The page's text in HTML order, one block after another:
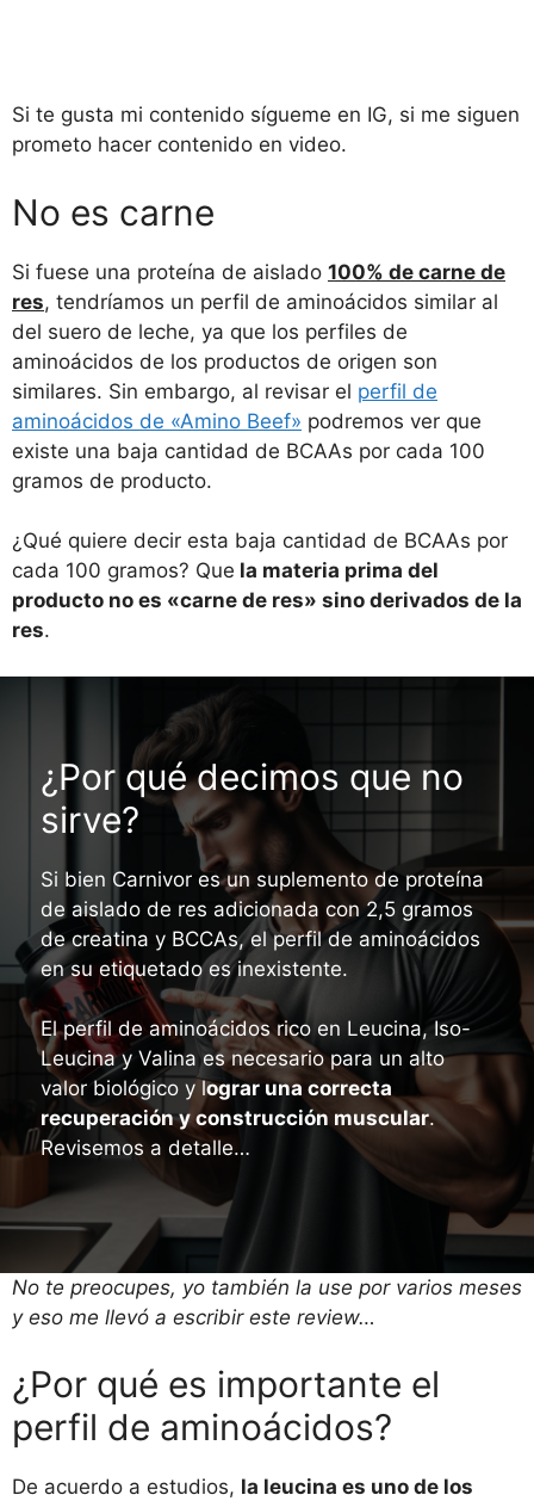
Si te gusta mi contenido sígueme en IG, si me siguen
prometo hacer contenido en video.
No es carne
Si fuese una proteína de aislado 100% de carne de
res, tendríamos un perfil de aminoácidos similar al
del suero de leche, ya que los perfiles de
aminoácidos de los productos de origen son
similares. Sin embargo, al revisar el perfil de
aminoácidos de «Amino Beef» podremos ver que
existe una baja cantidad de BCAAs por cada 100
gramos de producto.
¿Qué quiere decir esta baja cantidad de BCAAs por
cada 100 gramos? Que la materia prima del
producto no es «carne de res» sino derivados de la
res.
¿Por qué decimos que no
sirve?
Si bien Carnivor es un suplemento de proteína
de aislado de res adicionada con 2,5 gramos
de creatina y BCCAs, el perfil de aminoácidos
en su etiquetado es inexistente.
El perfil de aminoácidos rico en Leucina, Iso-
Leucina y Valina es necesario para un alto
valor biológico y lograr una correcta
recuperación y construcción muscular.
Revisemos a detalle…
No te preocupes, yo también la use por varios meses
y eso me llevó a escribir este review…
¿Por qué es importante el
perfil de aminoácidos?
De acuerdo a estudios, la leucina es uno de los